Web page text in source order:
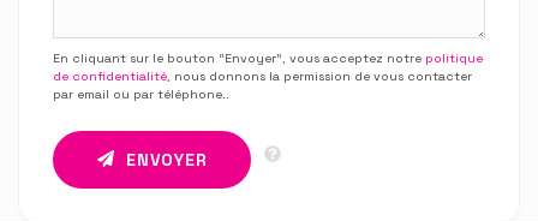
En cliquant sur le bouton “Envoyer”, vous acceptez notre politique
de confidentialité, nous donnons la permission de vous contacter
par email ou par téléphone..
ENVOYER